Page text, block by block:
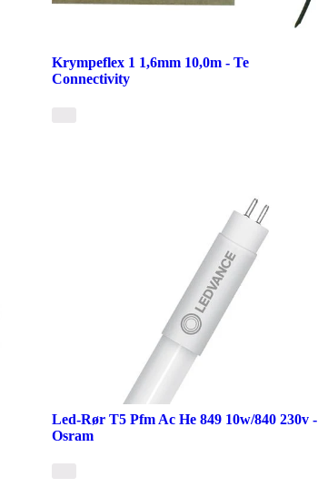
Krympeflex 1 1,6mm 10,0m - Te
Connectivity
Led-Rør T5 Pfm Ac He 849 10w/840 230v -
Osram